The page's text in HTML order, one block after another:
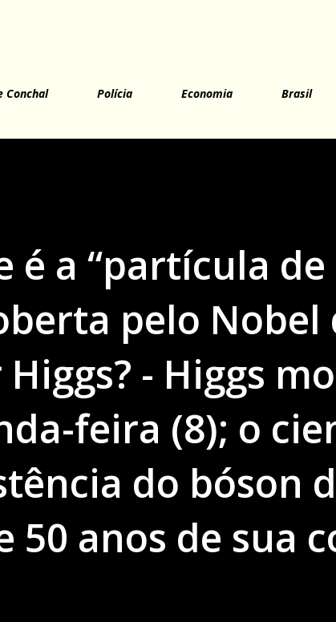
Conchal Polícia Economia Brasil
é a “partícula de
pelo Nobel
Higgs? - Higgs
feira (8); o
do bóson
50 anos de sua